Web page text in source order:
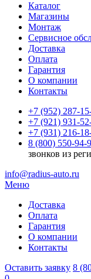
Каталог
Магазины
Монтаж
Сервисное
Доставка
Оплата
Гарантия
О компании
Контакты
+7 (952) 287-
+7 (921) 931-
+7 (931) 216-
8 (800) 550-94-
звонков из
info@radius-auto.ru
Меню
Доставка
Оплата
Гарантия
О компании
Контакты
Оставить заявку 8